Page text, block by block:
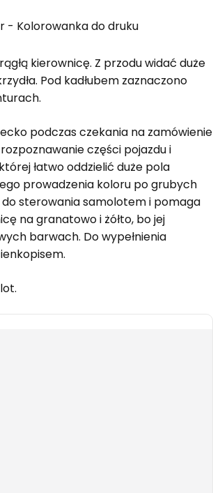
kierownicę. Z przodu widać duże
Pod kadłubem zaznaczono
podczas czekania na zamówienie
części pojazdu i
łatwo oddzielić duże pola
prowadzenia koloru po grubych
do sterowania samolotem i pomaga
na granatowo i żółto, bo jej
barwach. Do wypełnienia